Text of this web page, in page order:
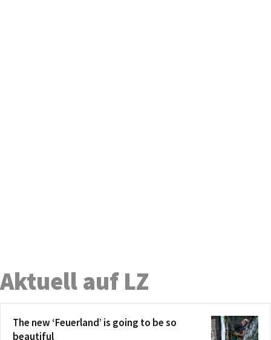
Aktuell auf LZ
The new ‘Feuerland’ is going to be so
beautiful